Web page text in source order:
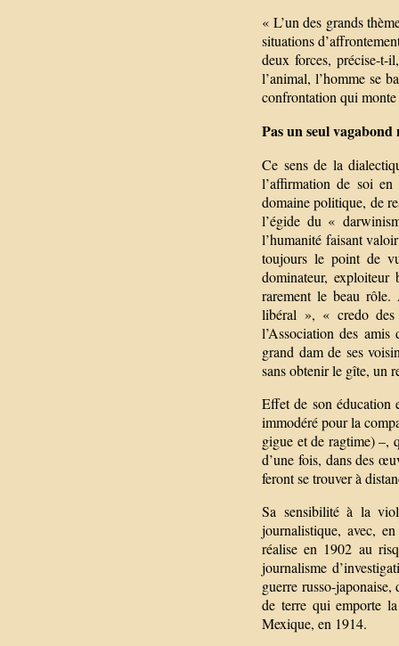
« L’un des grands
situations
deux forces, précise-t-
l’animal, l’homme se
confrontation qui
Pas un seul vagabond
Ce sens de la
l’affirmation de soi
domaine politique, de
l’égide du «
l’humanité faisant
toujours le point de
dominateur, exploiteur
rarement le beau rôle.
libéral », « credo des
l’Association des
grand dam de ses
sans obtenir le gîte, un
Effet de son éducation
immodéré pour la
gigue et de ragtime) –,
d’une fois, dans des
feront se trouver à
Sa sensibilité à la
journalistique, avec,
réalise en 1902 au
journalisme
guerre russo-
de terre qui emporte
Mexique, en 1914.